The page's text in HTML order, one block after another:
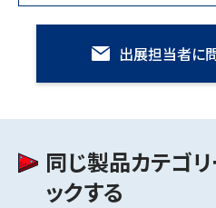
出展担当者に
同じ製品カテゴ
ックする